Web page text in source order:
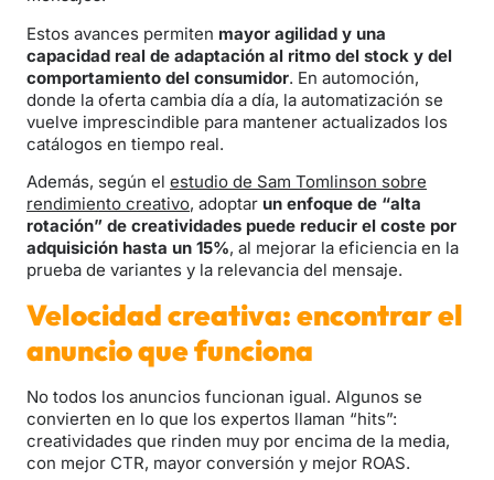
Estos avances permiten mayor agilidad y una
capacidad real de adaptación al ritmo del stock y del
comportamiento del consumidor. En automoción,
donde la oferta cambia día a día, la automatización se
vuelve imprescindible para mantener actualizados los
catálogos en tiempo real.
Además, según el estudio de Sam Tomlinson sobre
rendimiento creativo, adoptar un enfoque de “alta
rotación” de creatividades puede reducir el coste por
adquisición hasta un 15%, al mejorar la eficiencia en la
prueba de variantes y la relevancia del mensaje.
Velocidad creativa: encontrar el
anuncio que funciona
No todos los anuncios funcionan igual. Algunos se
convierten en lo que los expertos llaman “hits”:
creatividades que rinden muy por encima de la media,
con mejor CTR, mayor conversión y mejor ROAS.